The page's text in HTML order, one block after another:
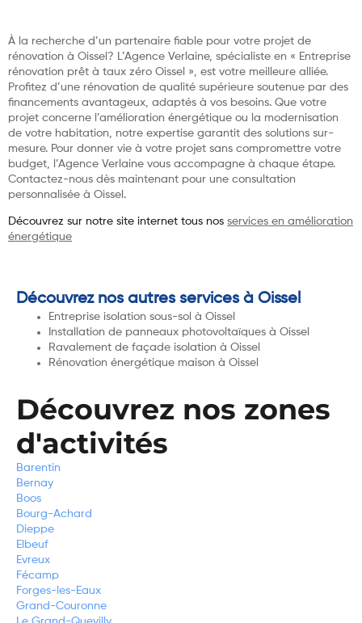
À la recherche d’un partenaire fiable pour votre projet de
rénovation à Oissel? L’Agence Verlaine, spécialiste en « Entreprise
rénovation prêt à taux zéro Oissel », est votre meilleure alliée.
Profitez d’une rénovation de qualité supérieure soutenue par des
financements avantageux, adaptés à vos besoins. Que votre
projet concerne l’amélioration énergétique ou la modernisation
de votre habitation, notre expertise garantit des solutions sur-
mesure. Pour donner vie à votre projet sans compromettre votre
budget, l’Agence Verlaine vous accompagne à chaque étape.
Contactez-nous dès maintenant pour une consultation
personnalisée à Oissel.
Découvrez sur notre site internet tous nos services en amélioration
énergétique
Découvrez nos autres services à Oissel
Entreprise isolation sous-sol à Oissel
Installation de panneaux photovoltaïques à Oissel
Ravalement de façade isolation à Oissel
Rénovation énergétique maison à Oissel
Découvrez nos zones
d'activités
Barentin
Bernay
Boos
Bourg-Achard
Dieppe
Elbeuf
Evreux
Fécamp
Forges-les-Eaux
Grand-Couronne